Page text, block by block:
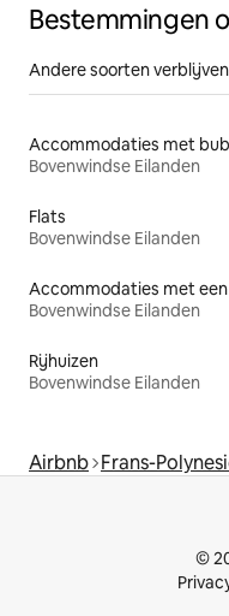
Bestemmingen
Andere soorten verblijven
Bovenwindse Eilanden
Flats
Bovenwindse Eilanden
Bovenwindse Eilanden
Rijhuizen
Bovenwindse Eilanden
Airbnb Frans-
©